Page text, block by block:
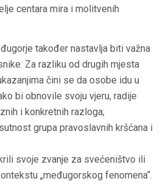
centara mira i molitvenih
također nastavlja biti važna
Za razliku od drugih mjesta
čini se da osobe idu u
bi obnovile svoju vjeru, radije
i konkretnih razloga;
grupa pravoslavnih kršćana i
svoje zvanje za svećeništvo ili
„međugorskog fenomena“.